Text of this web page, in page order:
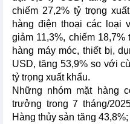
chiếm 27,2% tỷ trọng
hàng điện thoại các loại
giảm 11,3%, chiếm
hàng máy móc, thiết bị,
USD, tăng 53,9% so với
tỷ trọng xuất khẩu.
Những nhóm mặt hàng
trưởng trong 7 tháng/
Hàng thủy sản tăng